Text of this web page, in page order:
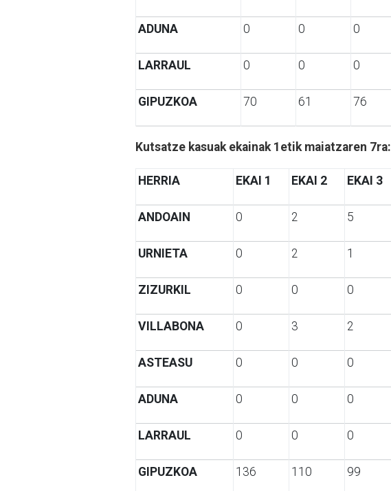
ADUNA 0 0 0
LARRAUL 0 0 0
GIPUZKOA 70 61 76
Kutsatze kasuak ekainak 1etik maiatzaren 7ra:
HERRIA EKAI 1 EKAI 2 EKAI 3
ANDOAIN 0 2 5
URNIETA 0 2 1
ZIZURKIL 0 0 0
VILLABONA 0 3 2
ASTEASU 0 0 0
ADUNA 0 0 0
LARRAUL 0 0 0
GIPUZKOA 136 110 99